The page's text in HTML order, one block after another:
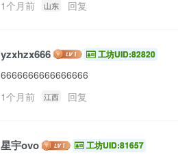
1个月前
山东 回复
yzxhzx666 工坊UID:82820
6666666666666666
1个月前
江西 回复
星宇ovo 工坊UID:81657